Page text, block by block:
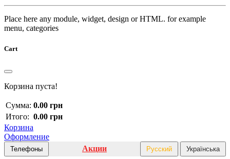
Place here any module, widget, design or HTML. for example
menu, categories
Cart
Корзина пуста!
Сумма: 0.00 грн
Итого: 0.00 грн
Корзина
Оформление
Телефоны Акции Русский Українська